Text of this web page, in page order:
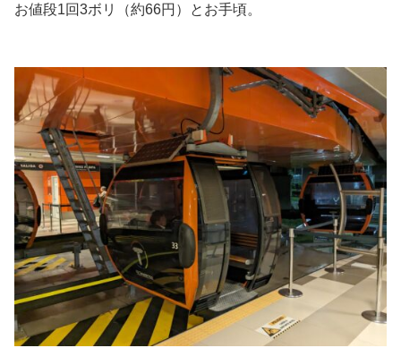
お値段1回3ボリ（約66円）とお手頃。